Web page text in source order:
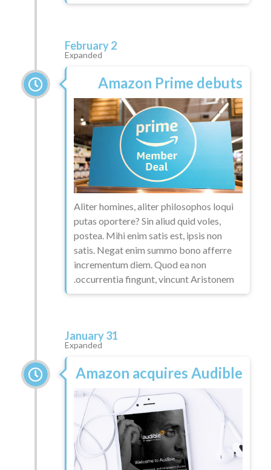
February 2
Expanded
Amazon Prime debuts
Aliter homines, aliter philosophos loqui
putas oportere? Sin aliud quid voles,
postea. Mihi enim satis est, ipsis non
satis. Negat enim summo bono afferre
incrementum diem. Quod ea non
occurrentia fingunt, vincunt Aristonem.
January 31
Expanded
Amazon acquires Audible